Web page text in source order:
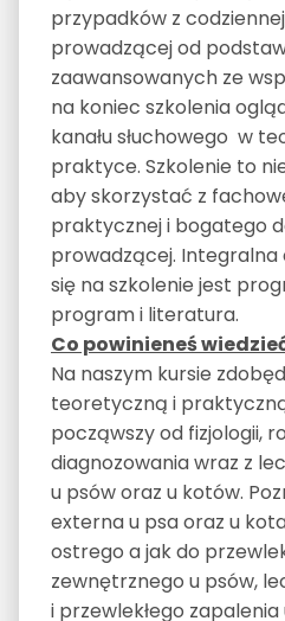
przypadków z
prowadzącej od
zaawansowanych ze
na koniec szkolenia
kanału słuchowego w
praktyce. Szkolenie to
aby skorzystać z
praktycznej i bogatego
prowadzącej. Integralna
się na szkolenie jest
program i literatura.
Co powinieneś
Na naszym kursie
teoretyczną i
począwszy od fizjologii,
diagnozowania wraz z
u psów oraz u kotów.
externa u psa oraz u
ostrego a jak do
zewnętrznego u psów,
i przewlekłego zapalenia